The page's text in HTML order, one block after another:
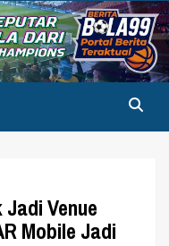
Venue
Mobile Jadi